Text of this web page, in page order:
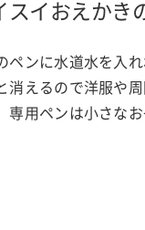
イおえかき
ンに水道水を入れ
消えるので洋服や
専用ペンは小さな